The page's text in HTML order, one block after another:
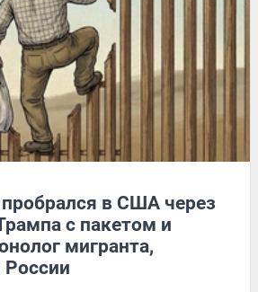
в США через
с пакетом и
мигранта,